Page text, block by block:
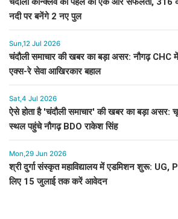
नदी पर बनेंगे 2 नए पुल
Sun,12 Jul 2026
चंदौली समाचार की खबर का बड़ा असर: नौगढ़ CHC
एक्स-रे सेवा आखिरकार बहाल
Sat,4 Jul 2026
ऐसे होता है 'चंदौली समाचार' की खबर का बड़ा
स्थल पहुंचे नौगढ़ BDO राकेश सिंह
Mon,29 Jun 2026
श्री दुर्गा संस्कृत महाविद्यालय में एडमिशन शुरू: UG,
लिए 15 जुलाई तक करें आवेदन